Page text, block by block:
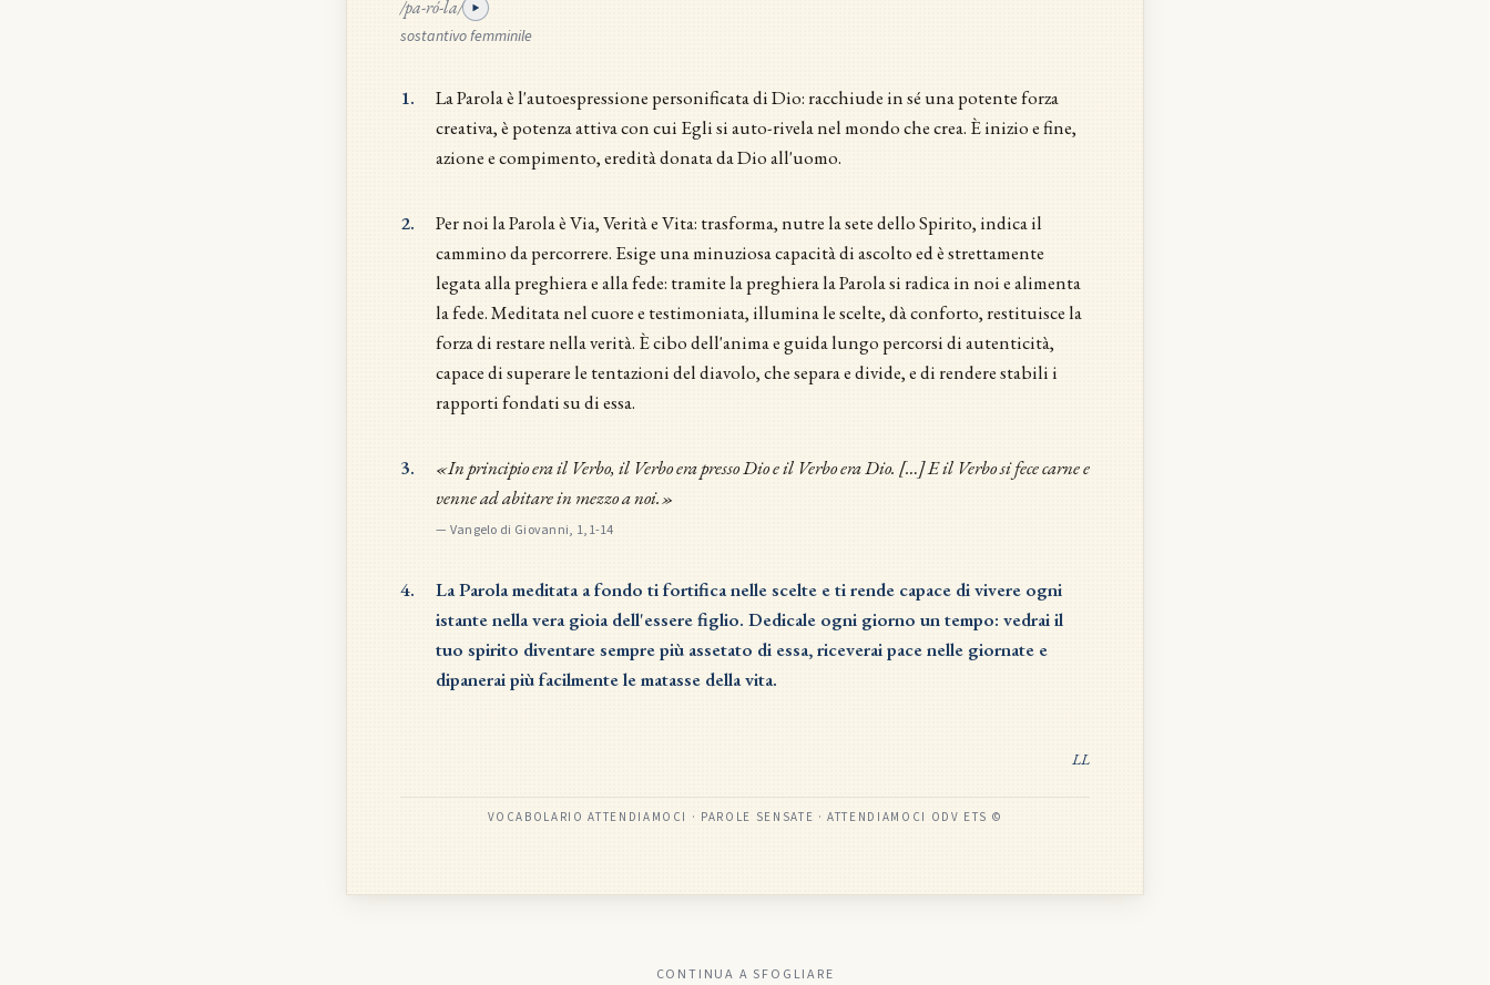
/pa-ró-la/
sostantivo femminile
1.
La Parola è l'autoespressione personificata di Dio: racchiude in sé una potente forza
creativa, è potenza attiva con cui Egli si auto-rivela nel mondo che crea. È inizio e fine,
azione e compimento, eredità donata da Dio all'uomo.
2.
Per noi la Parola è Via, Verità e Vita: trasforma, nutre la sete dello Spirito, indica il
cammino da percorrere. Esige una minuziosa capacità di ascolto ed è strettamente
legata alla preghiera e alla fede: tramite la preghiera la Parola si radica in noi e alimenta
la fede. Meditata nel cuore e testimoniata, illumina le scelte, dà conforto, restituisce la
forza di restare nella verità. È cibo dell'anima e guida lungo percorsi di autenticità,
capace di superare le tentazioni del diavolo, che separa e divide, e di rendere stabili i
rapporti fondati su di essa.
3.
«In principio era il Verbo, il Verbo era presso Dio e il Verbo era Dio. […] E il Verbo si fece carne e
venne ad abitare in mezzo a noi.»
— Vangelo di Giovanni, 1,1-14
4.
La Parola meditata a fondo ti fortifica nelle scelte e ti rende capace di vivere ogni
istante nella vera gioia dell'essere figlio. Dedicale ogni giorno un tempo: vedrai il
tuo spirito diventare sempre più assetato di essa, riceverai pace nelle giornate e
dipanerai più facilmente le matasse della vita.
LL
VOCABOLARIO ATTENDIAMOCI · PAROLE SENSATE · ATTENDIAMOCI ODV ETS ©
CONTINUA A SFOGLIARE